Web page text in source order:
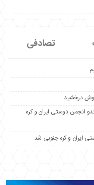
تصادفی
درخشید
انجمن دوستی ایران و کره
ایران و کره جنوبی شد